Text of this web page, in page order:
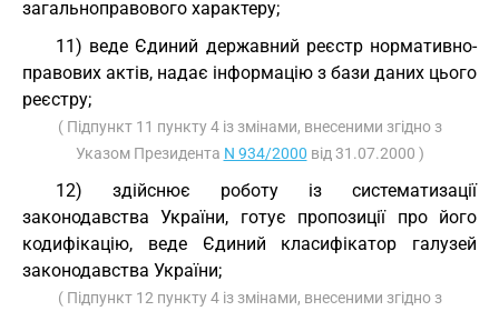
загальноправового характеру;
11) веде Єдиний державний реєстр нормативно-
правових актів, надає інформацію з бази даних цього
реєстру;
( Підпункт 11 пункту 4 із змінами, внесеними згідно з
Указом Президента N 934/2000 від 31.07.2000 )
12) здійснює роботу із систематизації
законодавства України, готує пропозиції про його
кодифікацію, веде Єдиний класифікатор галузей
законодавства України;
( Підпункт 12 пункту 4 із змінами, внесеними згідно з